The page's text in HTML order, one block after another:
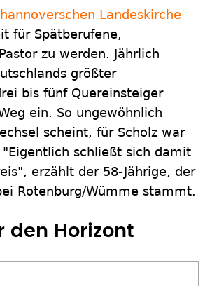
hannoverschen Landeskirche
für Spätberufene,
zu werden. Jährlich
größter
bis fünf Quereinsteiger
ein. So ungewöhnlich
scheint, für Scholz war
schließt sich damit
erzählt der 58-Jährige, der
Rotenburg/Wümme stammt.
den Horizont